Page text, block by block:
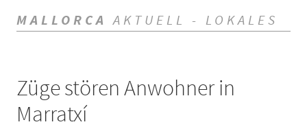
MALLORCA AKTUELL - LOKALES
Züge stören Anwohner in
Marratxí